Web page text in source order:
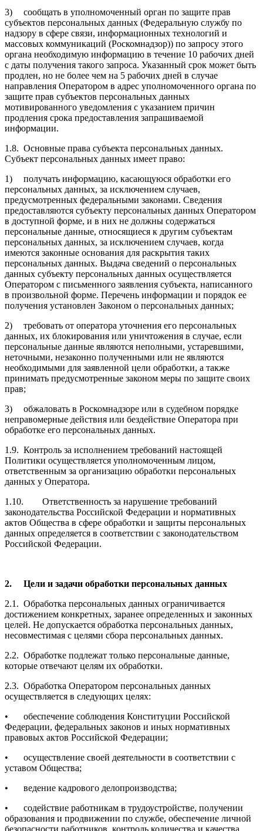
3)
сообщать в уполномоченный орган по защите прав
субъектов персональных данных (Федеральную службу по
надзору в сфере связи, информационных технологий и
массовых коммуникаций (Роскомнадзор)) по запросу этого
органа необходимую информацию в течение 10 рабочих дней
с даты получения такого запроса. Указанный срок может быть
продлен, но не более чем на 5 рабочих дней в случае
направления Оператором в адрес уполномоченного органа по
защите прав субъектов персональных данных
мотивированного уведомления с указанием причин
продления срока предоставления запрашиваемой
информации.
1.8. Основные права субъекта персональных данных.
Субъект персональных данных имеет право:
1)
получать информацию, касающуюся обработки его
персональных данных, за исключением случаев,
предусмотренных федеральными законами. Сведения
предоставляются субъекту персональных данных Оператором
в доступной форме, и в них не должны содержаться
персональные данные, относящиеся к другим субъектам
персональных данных, за исключением случаев, когда
имеются законные основания для раскрытия таких
персональных данных. Выдача сведений о персональных
данных субъекту персональных данных осуществляется
Оператором с письменного заявления субъекта, написанного
в произвольной форме. Перечень информации и порядок ее
получения установлен Законом о персональных данных;
2)
требовать от оператора уточнения его персональных
данных, их блокирования или уничтожения в случае, если
персональные данные являются неполными, устаревшими,
неточными, незаконно полученными или не являются
необходимыми для заявленной цели обработки, а также
принимать предусмотренные законом меры по защите своих
прав;
3)
обжаловать в Роскомнадзоре или в судебном порядке
неправомерные действия или бездействие Оператора при
обработке его персональных данных.
1.9. Контроль за исполнением требований настоящей
Политики осуществляется уполномоченным лицом,
ответственным за организацию обработки персональных
данных у Оператора.
1.10.
Ответственность за нарушение требований
законодательства Российской Федерации и нормативных
актов Общества в сфере обработки и защиты персональных
данных определяется в соответствии с законодательством
Российской Федерации.
2.
Цели и задачи обработки персональных данных
2.1. Обработка персональных данных ограничивается
достижением конкретных, заранее определенных и законных
целей. Не допускается обработка персональных данных,
несовместимая с целями сбора персональных данных.
2.2. Обработке подлежат только персональные данные,
которые отвечают целям их обработки.
2.3. Обработка Оператором персональных данных
осуществляется в следующих целях:
•
обеспечение соблюдения Конституции Российской
Федерации, федеральных законов и иных нормативных
правовых актов Российской Федерации;
•
осуществление своей деятельности в соответствии с
уставом Общества;
•
ведение кадрового делопроизводства;
•
содействие работникам в трудоустройстве, получении
образования и продвижении по службе, обеспечение личной
безопасности работников, контроль количества и качества